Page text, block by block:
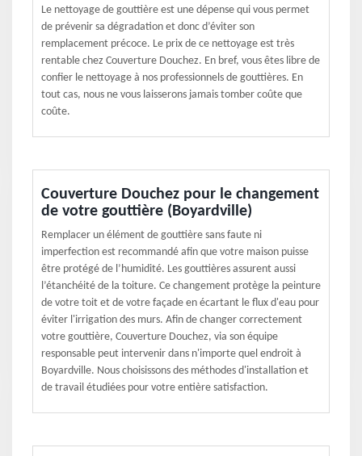
Le nettoyage de gouttière est une dépense qui vous permet
de prévenir sa dégradation et donc d’éviter son
remplacement précoce. Le prix de ce nettoyage est très
rentable chez Couverture Douchez. En bref, vous êtes libre de
confier le nettoyage à nos professionnels de gouttières. En
tout cas, nous ne vous laisserons jamais tomber coûte que
coûte.
Couverture Douchez pour le changement
de votre gouttière (Boyardville)
Remplacer un élément de gouttière sans faute ni
imperfection est recommandé afin que votre maison puisse
être protégé de l’humidité. Les gouttières assurent aussi
l’étanchéité de la toiture. Ce changement protège la peinture
de votre toit et de votre façade en écartant le flux d'eau pour
éviter l'irrigation des murs. Afin de changer correctement
votre gouttière, Couverture Douchez, via son équipe
responsable peut intervenir dans n'importe quel endroit à
Boyardville. Nous choisissons des méthodes d'installation et
de travail étudiées pour votre entière satisfaction.